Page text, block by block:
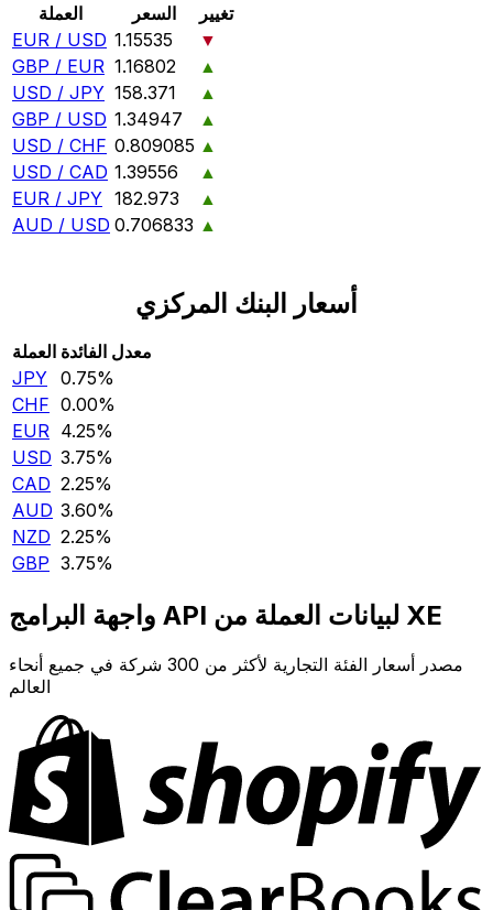
العملة السعر
تغيير
EUR / USD 1.15535
▼
GBP / EUR 1.16802
▲
USD / JPY 158.371
▲
GBP / USD 1.34947
▲
USD / CHF 0.809085 ▲
USD / CAD 1.39556
▲
EUR / JPY 182.973
▲
AUD / USD 0.706833 ▲
أسعار البنك المركزي
العملة معدل الفائدة
JPY 0.75‎%‎
CHF 0.00‎%‎
EUR 4.25‎%‎
USD 3.75‎%‎
CAD 2.25‎%‎
AUD 3.60‎%‎
NZD 2.25‎%‎
GBP 3.75‎%‎
واجهة البرامج API لبيانات العملة من XE
مصدر أسعار الفئة التجارية لأكثر من 300 شركة في جميع أنحاء
العالم